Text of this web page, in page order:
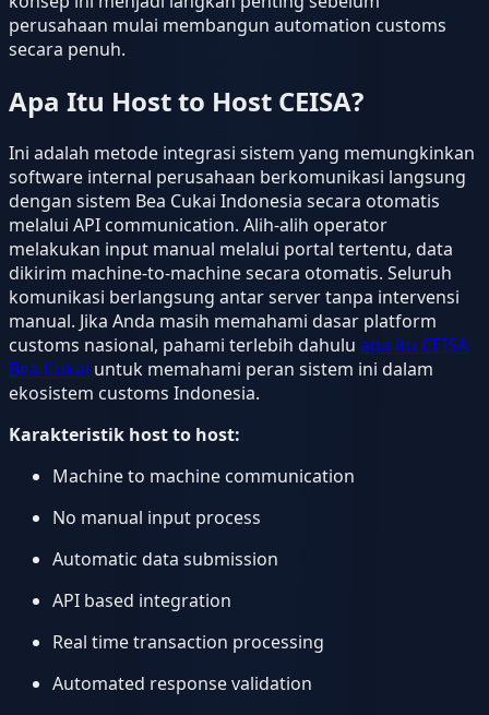
perusahaan mulai membangun automation customs
secara penuh.
Apa Itu Host to Host CEISA?
Ini adalah metode integrasi sistem yang memungkinkan
software internal perusahaan berkomunikasi langsung
dengan sistem Bea Cukai Indonesia secara otomatis
melalui API communication. Alih-alih operator
melakukan input manual melalui portal tertentu, data
dikirim machine-to-machine secara otomatis. Seluruh
komunikasi berlangsung antar server tanpa intervensi
manual. Jika Anda masih memahami dasar platform
customs nasional, pahami terlebih dahulu apa itu CEISA
Bea Cukai untuk memahami peran sistem ini dalam
ekosistem customs Indonesia.
Karakteristik host to host:
Machine to machine communication
No manual input process
Automatic data submission
API based integration
Real time transaction processing
Automated response validation